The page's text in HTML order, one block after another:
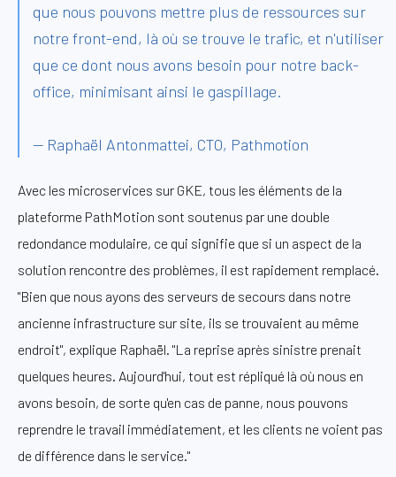
que nous pouvons mettre plus de ressources sur
notre front-end, là où se trouve le trafic, et n'utiliser
que ce dont nous avons besoin pour notre back-
office, minimisant ainsi le gaspillage.
— Raphaël Antonmattei, CTO, Pathmotion
Avec les microservices sur GKE, tous les éléments de la
plateforme PathMotion sont soutenus par une double
redondance modulaire, ce qui signifie que si un aspect de la
solution rencontre des problèmes, il est rapidement remplacé.
"Bien que nous ayons des serveurs de secours dans notre
ancienne infrastructure sur site, ils se trouvaient au même
endroit", explique Raphaël. "La reprise après sinistre prenait
quelques heures. Aujourd'hui, tout est répliqué là où nous en
avons besoin, de sorte qu'en cas de panne, nous pouvons
reprendre le travail immédiatement, et les clients ne voient pas
de différence dans le service."